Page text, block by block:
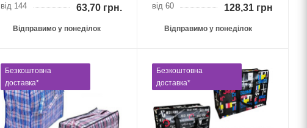
від 144 63,70грн.
Відправимо у понеділок
від 60 128,31 грн.
Відправимо у понеділок
Безкоштовна
доставка*
Безкоштовна
доставка*